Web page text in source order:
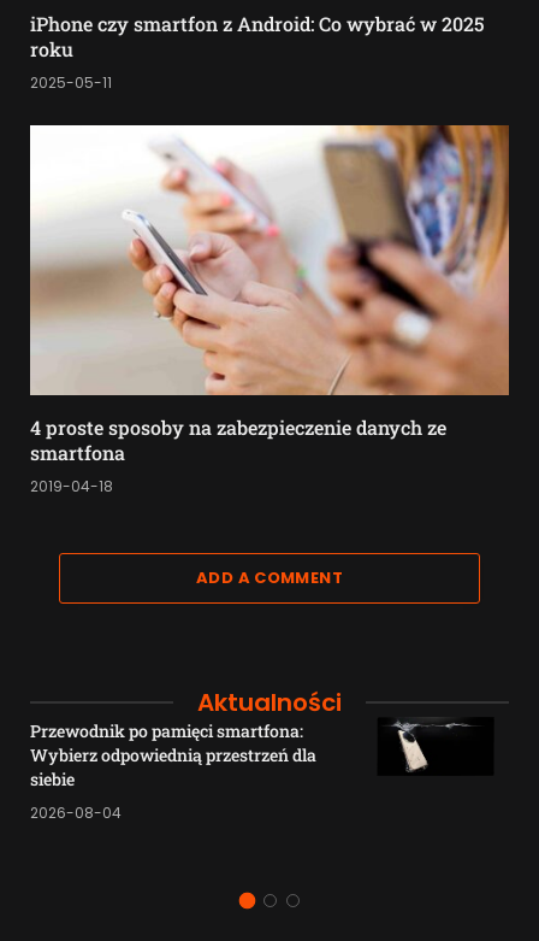
iPhone czy smartfon z Android: Co wybrać w 2025
roku
2025-05-11
4 proste sposoby na zabezpieczenie danych ze
smartfona
2019-04-18
ADD A COMMENT
Aktualności
Przewodnik po pamięci smartfona:
Wybierz odpowiednią przestrzeń dla
siebie
2026-08-04